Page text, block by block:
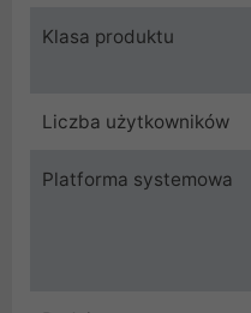
Klasa produktu
Liczba użytkowników
Platforma systemowa